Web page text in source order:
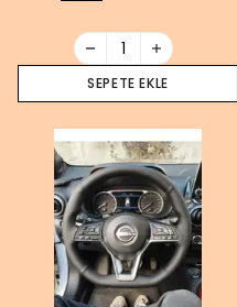
SEPETE EKLE